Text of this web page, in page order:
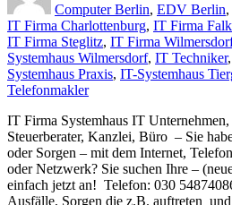
Computer Berlin, EDV Berlin,
IT Firma Charlottenburg, IT Firma
IT Firma Steglitz, IT Firma
Systemhaus Wilmersdorf, IT Techniker,
Systemhaus Praxis, IT-Systemhaus
Telefonmakler
IT Firma Systemhaus IT Unternehmen,
Steuerberater, Kanzlei, Büro – Sie
oder Sorgen – mit dem Internet,
oder Netzwerk? Sie suchen Ihre –
einfach jetzt an! Telefon: 030
Ausfälle, Sorgen die z.B. auftreten